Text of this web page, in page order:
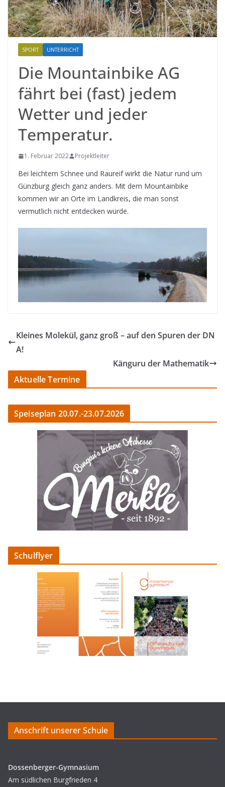
SPORT UNTERRICHT
Die Mountainbike AG
fährt bei (fast) jedem
Wetter und jeder
Temperatur.
1. Februar 2022 Projektleiter
Bei leichtem Schnee und Raureif wirkt die Natur rund um
Günzburg gleich ganz anders. Mit dem Mountainbike
kommen wir an Orte im Landkreis, die man sonst
vermutlich nicht entdecken würde.
Kleines Molekül, ganz groß – auf den Spuren der DN
A!
Känguru der Mathematik
Aktuelle Termine
Speiseplan 20.07.-23.07.2026
Schulflyer
Anschrift unserer Schule
Dossenberger-Gymnasium
Am südlichen Burgfrieden 4